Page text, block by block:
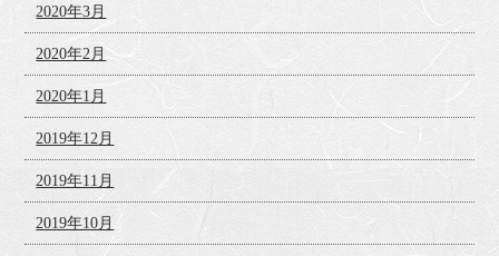
2020年3月
2020年2月
2020年1月
2019年12月
2019年11月
2019年10月